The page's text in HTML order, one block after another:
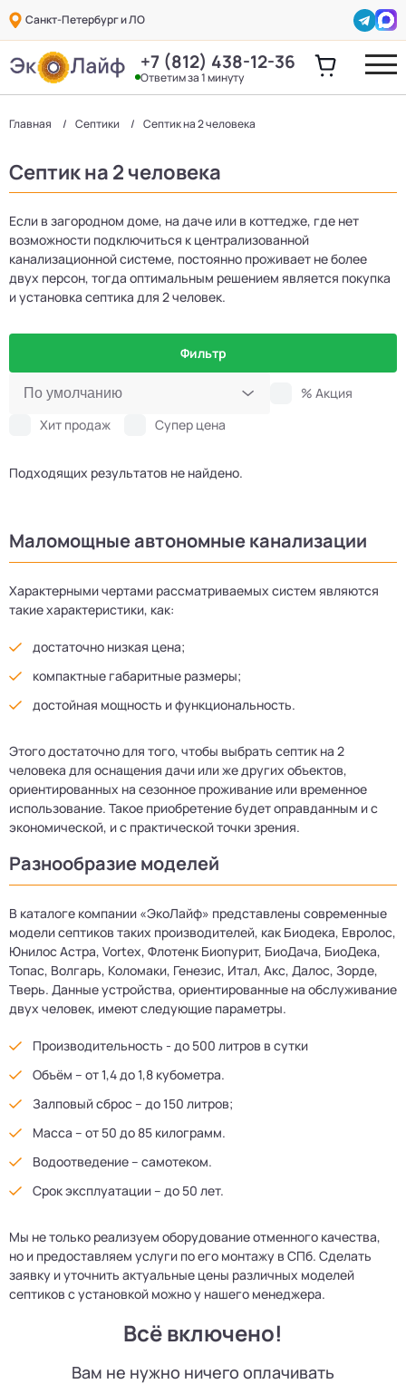
Санкт-Петербург и ЛО
+7 (812) 438-12-36
Ответим за 1 минуту
Главная Септики Септик на 2 человека
Септик на 2 человека
Если в загородном доме, на даче или в коттедже, где нет
возможности подключиться к централизованной
канализационной системе, постоянно проживает не более
двух персон, тогда оптимальным решением является покупка
и установка септика для 2 человек.
Фильтр
% Акция
Хит продаж
Супер цена
Подходящих результатов не найдено.
Маломощные автономные канализации
Характерными чертами рассматриваемых систем являются
такие характеристики, как:
достаточно низкая цена;
компактные габаритные размеры;
достойная мощность и функциональность.
Этого достаточно для того, чтобы выбрать септик на 2
человека для оснащения дачи или же других объектов,
ориентированных на сезонное проживание или временное
использование. Такое приобретение будет оправданным и с
экономической, и с практической точки зрения.
Разнообразие моделей
В каталоге компании «ЭкоЛайф» представлены современные
модели септиков таких производителей, как Биодека, Евролос,
Юнилос Астра, Vortex, Флотенк Биопурит, БиоДача, БиоДека,
Топас, Волгарь, Коломаки, Генезис, Итал, Акс, Далос, Зорде,
Тверь. Данные устройства, ориентированные на обслуживание
двух человек, имеют следующие параметры.
Производительность - до 500 литров в сутки
Объём – от 1,4 до 1,8 кубометра.
Залповый сброс – до 150 литров;
Масса – от 50 до 85 килограмм.
Водоотведение – самотеком.
Срок эксплуатации – до 50 лет.
Мы не только реализуем оборудование отменного качества,
но и предоставляем услуги по его монтажу в СПб. Сделать
заявку и уточнить актуальные цены различных моделей
септиков с установкой можно у нашего менеджера.
Всё включено!
Вам не нужно ничего оплачивать